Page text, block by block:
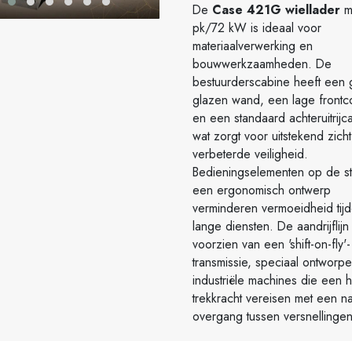
De Case 421G wiellader
pk/72 kW is ideaal voor
materiaalverwerking en
bouwwerkzaamheden. De
bestuurderscabine heeft een
glazen wand, een lage
en een standaard
wat zorgt voor uitstekend
verbeterde veiligheid.
Bedieningselementen op de
een ergonomisch ontwerp
verminderen vermoeidheid
lange diensten. De aandrijflijn
voorzien van een 'shift-on-fly'-
transmissie, speciaal
industriële machines die een
trekkracht vereisen met een
overgang tussen